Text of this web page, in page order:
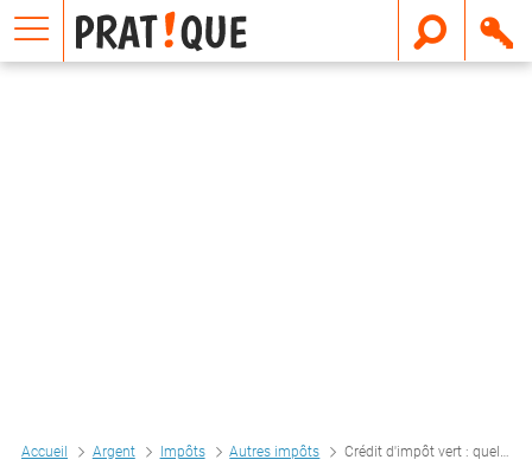
Accueil Argent Impôts Autres impôts Crédit d'impôt vert : quels appareils de chauffage ?
E
m
a